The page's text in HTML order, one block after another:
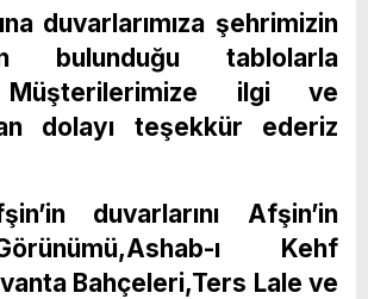
duvarlarımıza şehrimizin
bulunduğu tablolarla
ilgi ve
dolayı teşekkür ederiz
duvarlarını Afşin’in
ı Kehf
Bahçeleri,Ters Lale ve